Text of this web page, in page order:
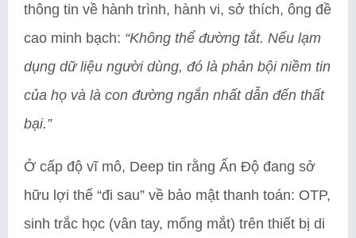
thông tin về hành trình, hành vi, sở thích, ông đề
cao minh bạch: “Không thể đường tắt. Nếu lạm
dụng dữ liệu người dùng, đó là phản bội niềm tin
của họ và là con đường ngắn nhất dẫn đến thất
bại.”
Ở cấp độ vĩ mô, Deep tin rằng Ấn Độ đang sở
hữu lợi thế “đi sau” về bảo mật thanh toán: OTP,
sinh trắc học (vân tay, mống mắt) trên thiết bị di